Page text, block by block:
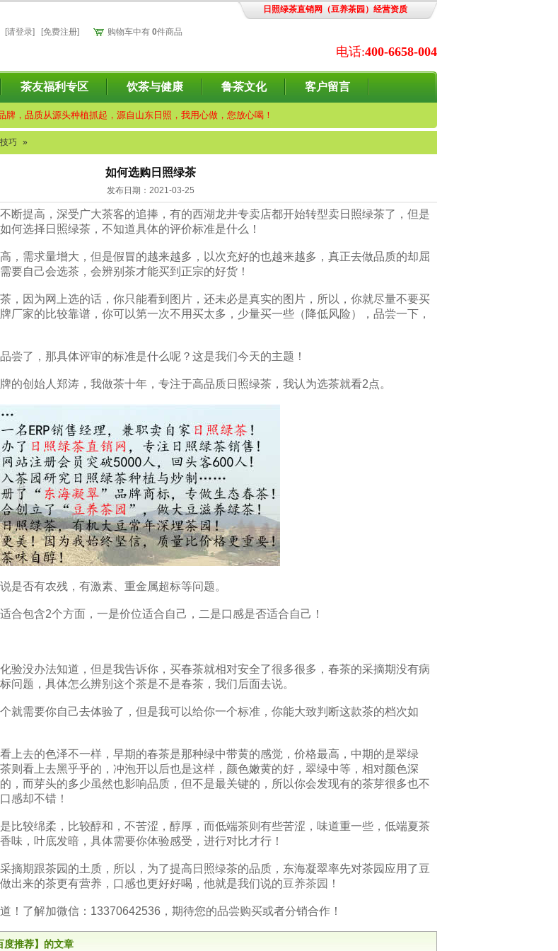
日照绿茶直销网（豆养茶园）经营资质
[请登录] [免费注册] 购物车中有 0件商品
电话:400-6658-004
茶友福利专区 饮茶与健康 鲁茶文化 客户留言
牌，品质从源头种植抓起，源自山东日照，我用心做，您放心喝！
巧 »
如何选购日照绿茶
发布日期：2021-03-25
断提高，深受广大茶客的追捧，有的西湖龙井专卖店都开始转型卖日照绿茶了，但是
何选择日照绿茶，不知道具体的评价标准是什么！
，需求量增大，但是假冒的越来越多，以次充好的也越来越多，真正去做品质的却屈
要自己会选茶，会辨别茶才能买到正宗的好货！
，因为网上选的话，你只能看到图片，还未必是真实的图片，所以，你就尽量不要买
厂家的比较靠谱，你可以第一次不用买太多，少量买一些（降低风险），品尝一下，
尝了，那具体评审的标准是什么呢？这是我们今天的主题！
的创始人郑涛，我做茶十年，专注于高品质日照绿茶，我认为选茶就看2点。
是否有农残，有激素、重金属超标等问题。
合包含2个方面，一是价位适合自己，二是口感是否适合自己！
验没办法知道，但是我告诉你，买春茶就相对安全了很多很多，春茶的采摘期没有病
问题，具体怎么辨别这个茶是不是春茶，我们后面去说。
就需要你自己去体验了，但是我可以给你一个标准，你能大致判断这款茶的档次如
上去的色泽不一样，早期的春茶是那种绿中带黄的感觉，价格最高，中期的是翠绿
则看上去黑乎乎的，冲泡开以后也是这样，颜色嫩黄的好，翠绿中等，相对颜色深
，而芽头的多少虽然也影响品质，但不是最关键的，所以你会发现有的茶芽很多也不
感却不错！
比较绵柔，比较醇和，不苦涩，醇厚，而低端茶则有些苦涩，味道重一些，低端夏茶
味，叶底发暗，具体需要你体验感受，进行对比才行！
摘期跟茶园的土质，所以，为了提高日照绿茶的品质，东海凝翠率先对茶园应用了豆
出来的茶更有营养，口感也更好好喝，他就是我们说的豆养茶园 ！
！了解加微信：13370642536，期待您的品尝购买或者分销合作！
度推荐】的文章